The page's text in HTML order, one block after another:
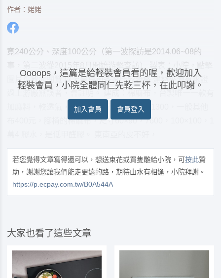
作者：姥姥
寬240公分、深度100公分（第一波探訪是2014.06~08的
圖片可放大閱覽 以上是目前各家比較表格 建材來源有求證
加麻料，較透氣，一碼1000元，國外麻料1300，一般其他
布400元，腳椅的棉麻布，尺寸60×90，7600，100×100，1
Oooops，這篇是給輕裝會員看的喔，歡迎加入
輕裝會員，小院全體同仁先乾三杯，在此叩謝。
加入會員 會員登入
若您覺得文章寫得還可以，想送束花或買隻雕給小院，可按此贊
助，謝謝您讓我們能走更遠的路，期待山水有相逢，小院拜謝。
https://p.ecpay.com.tw/B0A544A
大家也看了這些文章